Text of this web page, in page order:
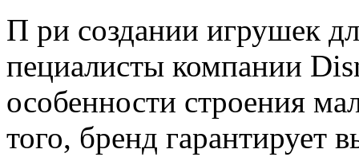
П ри создании игрушек
пециалисты компании
особенности строения
того, бренд гарантирует